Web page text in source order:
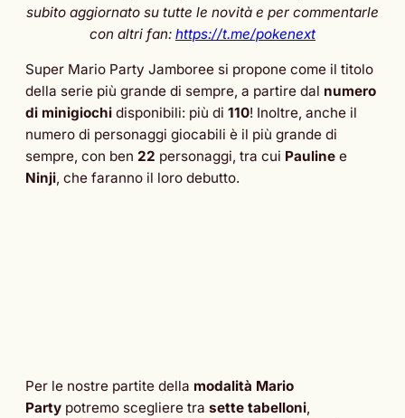
subito aggiornato su tutte le novità e per commentarle
con altri fan: https://t.me/pokenext
Super Mario Party Jamboree si propone come il titolo
della serie più grande di sempre, a partire dal numero
di minigiochi disponibili: più di 110! Inoltre, anche il
numero di personaggi giocabili è il più grande di
sempre, con ben 22 personaggi, tra cui Pauline e
Ninji, che faranno il loro debutto.
Per le nostre partite della modalità Mario
Party potremo scegliere tra sette tabelloni,